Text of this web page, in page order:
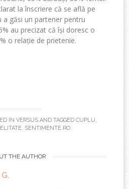
la înscriere că se află pe
a găsi un partener pentru
au precizat că își doresc o
o relație de prietenie.
IN VERSUSAND TAGGED CUPLU,
, SENTIMENTE.RO.
THE AUTHOR